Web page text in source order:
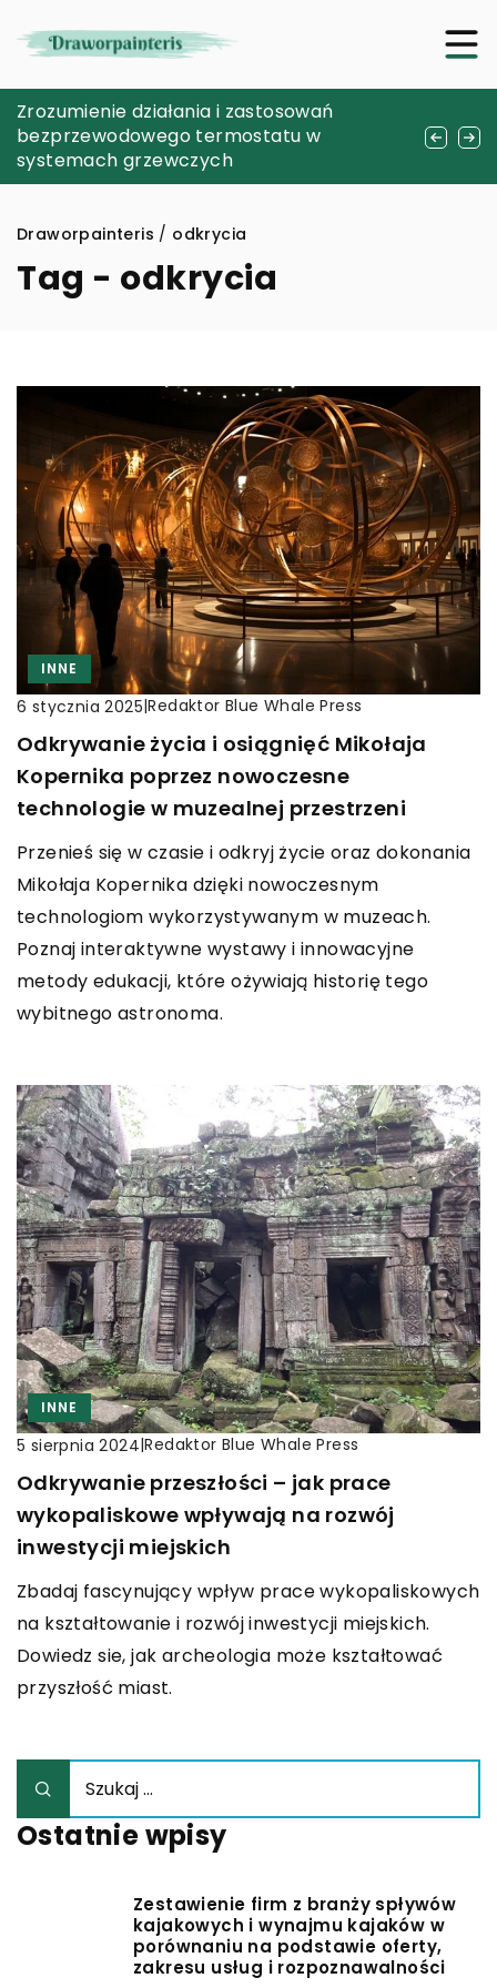
Jak wybrać odpowiednie urządzenie do
sterylizacji narzędzi w gabinecie
kosmetycznym?
Zrozumienie działania i zastosowań
bezprzewodowego termostatu w
systemach grzewczych
Jak stworzyć wyjątkowy album na zdjęcia,
który będzie pamiątką na lata?
Draworpainteris / odkrycia
Tag - odkrycia
INNE
6 stycznia 2025|Redaktor Blue Whale Press
Odkrywanie życia i osiągnięć Mikołaja
Kopernika poprzez nowoczesne
technologie w muzealnej przestrzeni
Przenieś się w czasie i odkryj życie oraz dokonania
Mikołaja Kopernika dzięki nowoczesnym
technologiom wykorzystywanym w muzeach.
Poznaj interaktywne wystawy i innowacyjne
metody edukacji, które ożywiają historię tego
wybitnego astronoma.
INNE
5 sierpnia 2024|Redaktor Blue Whale Press
Odkrywanie przeszłości – jak prace
wykopaliskowe wpływają na rozwój
inwestycji miejskich
Zbadaj fascynujący wpływ prace wykopaliskowych
na kształtowanie i rozwój inwestycji miejskich.
Dowiedz sie, jak archeologia może kształtować
przyszłość miast.
Ostatnie wpisy
Zestawienie firm z branży spływów
kajakowych i wynajmu kajaków w
porównaniu na podstawie oferty,
zakresu usług i rozpoznawalności